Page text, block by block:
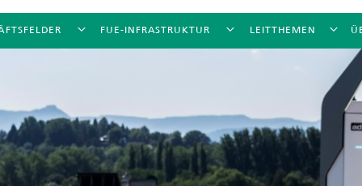
FUE-INFRASTRUKTUR
CalLab PV Cells / CalLab PV
LEITTHEMEN